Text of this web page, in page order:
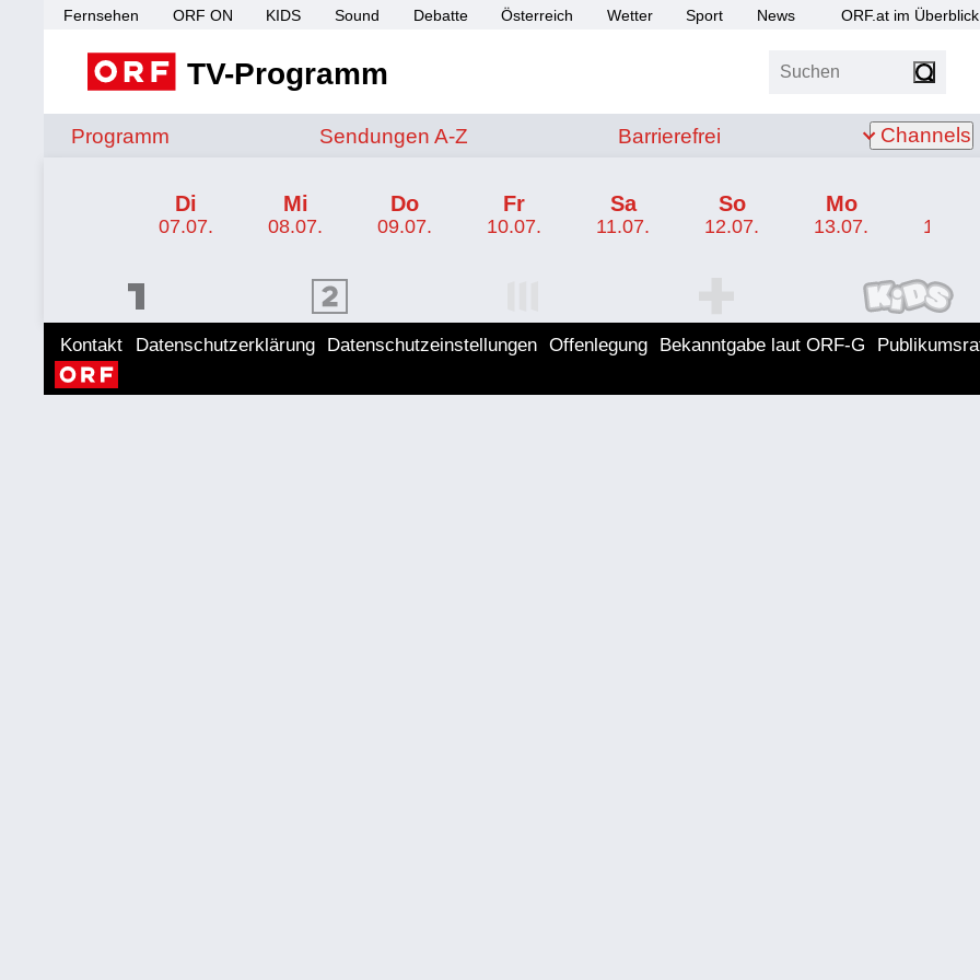
Fernsehen ORF ON KIDS Sound Debatte Österreich Wetter Sport News ORF.at im Überblick
TV-Programm Suchen
Programm Sendungen von A bis Z
Sendungen A-Z Barrierefrei
Barrierefrei Channels
Di
07.07.
Mi
08.07.
Do
09.07.
Fr
10.07.
Sa
11.07.
So
12.07.
Mo
13.07. 14.07.
ORF 2 Programm ORF KIDS Programm
Kontakt Datenschutzerklärung Datenschutzeinstellungen Offenlegung Bekanntgabe laut ORF-G